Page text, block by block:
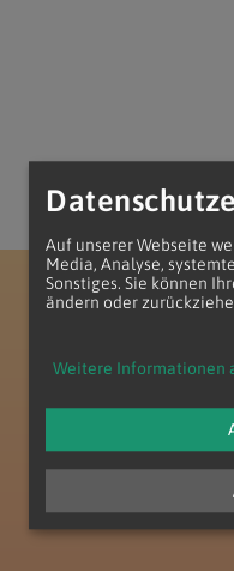
Erzdiözese Wien
Dekanat
zum
Auf unserer Webseite
Media, Analyse,
Sonstiges. Sie können
ändern oder
Weitere Informationen